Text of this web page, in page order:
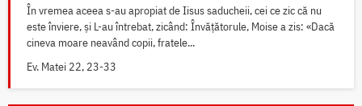
În vremea aceea s-au apropiat de Iisus saducheii, cei ce zic că nu
este înviere, și L-au întrebat, zicând: Învățătorule, Moise a zis: «Dacă
cineva moare neavând copii, fratele...
Ev. Matei 22, 23-33